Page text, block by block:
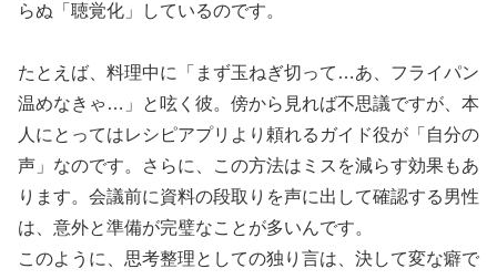
らぬ「聴覚化」しているのです。
たとえば、料理中に「まず玉ねぎ切って…あ、フライパン
温めなきゃ…」と呟く彼。傍から見れば不思議ですが、本
人にとってはレシピアプリより頼れるガイド役が「自分の
声」なのです。さらに、この方法はミスを減らす効果もあ
ります。会議前に資料の段取りを声に出して確認する男性
は、意外と準備が完璧なことが多いんです。
このように、思考整理としての独り言は、決して変な癖で